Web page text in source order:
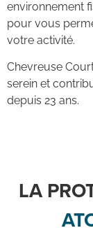
environnement
pour vous
votre activité.
Chevreuse
serein et
depuis 23 ans.
LA